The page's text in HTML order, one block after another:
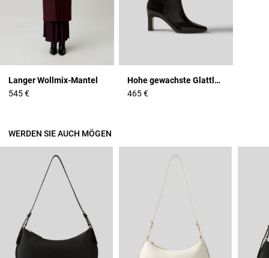
Langer Wollmix-Mantel
545 €
Hohe gewachste Glattlederstiefel
465 €
WERDEN SIE AUCH MÖGEN